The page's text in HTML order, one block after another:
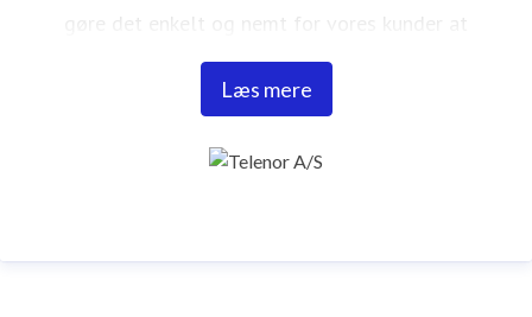
gøre det enkelt og nemt for vores kunder at
kommunikere. Det er vigtigt for os, at Danmark bliver
et førende videnssamfund. Derfor investerer vi hvert
CBB Mobil og Canal Digital også en del af Telenor-
Læs mere